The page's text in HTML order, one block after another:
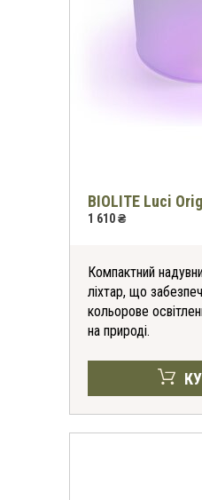
BIOLITE Luci
1 610 ₴
Компактний
ліхтар, що
кольорове
на природі.
-30%*
на всі футболки